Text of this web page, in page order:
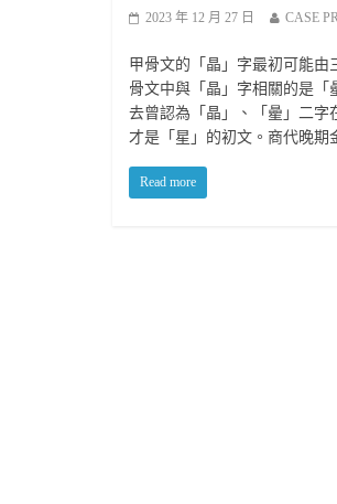
2023 年 12 月 27 日 CASE
甲骨文的「晶」字最初可能
骨文中與「晶」字相關的是
去曾認為「晶」、「曐」二字
才是「星」的初文。商代晚期
Read more